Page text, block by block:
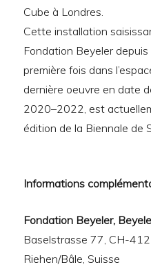
Cube à Londres.
Cette installation
Fondation Beyeler depuis
première fois dans
dernière oeuvre en date
2020–2022, est
édition de la Biennale de
Informations
Fondation Beyeler,
Baselstrasse 77, CH-
Riehen/Bâle, Suisse